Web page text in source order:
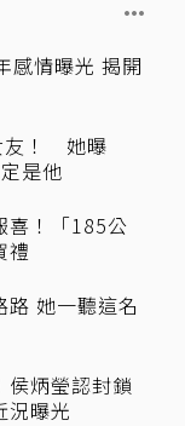
感情曝光 揭開
友！ 她曝
是他
喜！「185公
禮
她一聽這名
侯炳瑩認封鎖
曝光